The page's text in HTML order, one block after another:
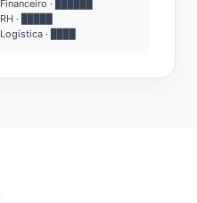
Financeiro · ██████
RH · █████
Logística · ████